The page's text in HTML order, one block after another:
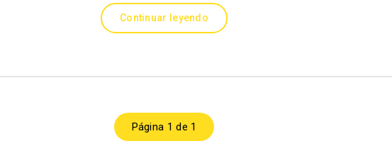
Continuar leyendo
Página 1 de 1